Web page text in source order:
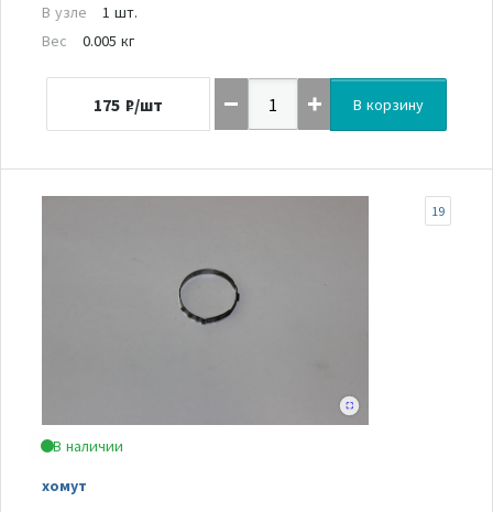
В узле
1 шт.
Вес
0.005 кг
175 ₽/шт В корзину
В наличии
хомут
19